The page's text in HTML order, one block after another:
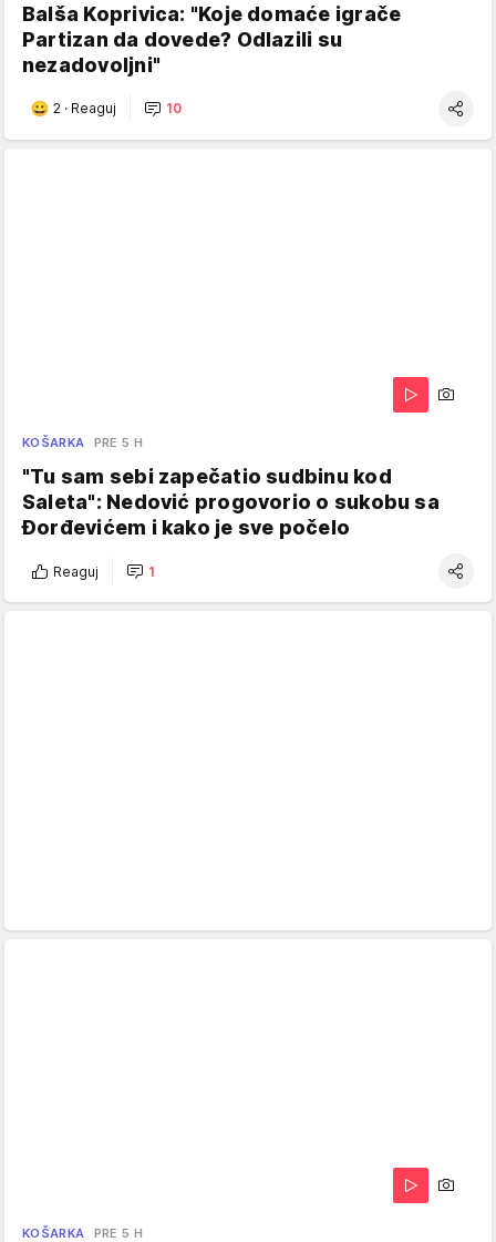
Balša Koprivica: "Koje domaće igrače
Partizan da dovede? Odlazili su
nezadovoljni"
2 · Reaguj 10
KOŠARKA PRE 5 H
"Tu sam sebi zapečatio sudbinu kod
Saleta": Nedović progovorio o sukobu sa
Đorđevićem i kako je sve počelo
Reaguj 1
KOŠARKA PRE 5 H